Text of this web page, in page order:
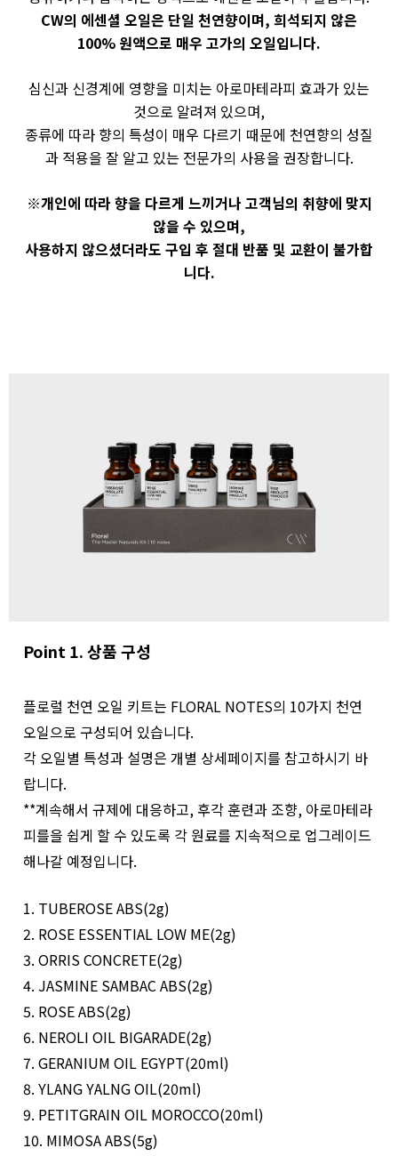
CW의 에센셜 오일은 단일 천연향이며, 희석되지 않은
100% 원액으로 매우 고가의 오일입니다.
심신과 신경계에 영향을 미치는 아로마테라피 효과가 있는
것으로 알려져 있으며,
종류에 따라 향의 특성이 매우 다르기 때문에 천연향의 성질
과 적용을 잘 알고 있는 전문가의 사용을 권장합니다.
※개인에 따라 향을 다르게 느끼거나 고객님의 취향에 맞지
않을 수 있으며,
사용하지 않으셨더라도 구입 후 절대 반품 및 교환이 불가합
니다.
Point 1. 상품 구성
플로럴 천연 오일 키트는 FLORAL NOTES의 10가지 천연
오일으로 구성되어 있습니다.
각 오일별 특성과 설명은 개별 상세페이지를 참고하시기 바
랍니다.
**계속해서 규제에 대응하고, 후각 훈련과 조향, 아로마테라
피를을 쉽게 할 수 있도록 각 원료를 지속적으로 업그레이드
해나갈 예정입니다.
1. TUBEROSE ABS(2g)
2. ROSE ESSENTIAL LOW ME(2g)
3. ORRIS CONCRETE(2g)
4. JASMINE SAMBAC ABS(2g)
5. ROSE ABS(2g)
6. NEROLI OIL BIGARADE(2g)
7. GERANIUM OIL EGYPT(20ml)
8. YLANG YALNG OIL(20ml)
9. PETITGRAIN OIL MOROCCO(20ml)
10. MIMOSA ABS(5g)